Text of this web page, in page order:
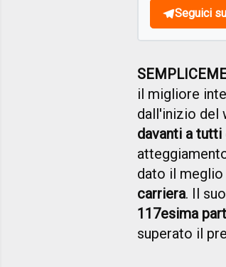
Seguici
il migliore
dall'inizio del
davanti a tutti
dato il
carriera. Il
117esima
superato il